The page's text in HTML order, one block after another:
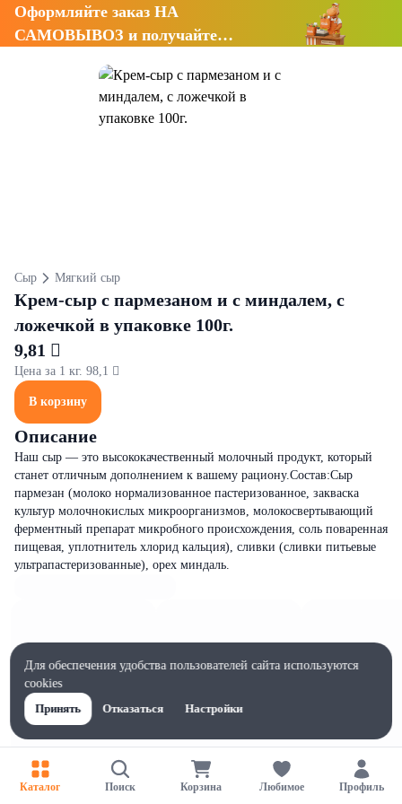
Оформляйте заказ НА
САМОВЫВОЗ и получайте
Сыр Мягкий сыр
Крем-сыр с пармезаном и с миндалем, с
ложечкой в упаковке 100г.
9,81 
Цена за 1 кг. 98,1 
В корзину
Описание
Наш сыр — это высококачественный молочный продукт, который
станет отличным дополнением к вашему рациону.Состав:Сыр
пармезан (молоко нормализованное пастеризованное, закваска
культур молочнокислых микроорганизмов, молокосвертывающий
ферментный препарат микробного происхождения, соль поваренная
пищевая, уплотнитель хлорид кальция), сливки (сливки питьевые
ультрапастеризованные), орех миндаль.
Каталог Поиск Корзина Любимое Профиль
Для обеспечения удобства пользователей сайта используются
cookies
Принять
Отказаться Настройки